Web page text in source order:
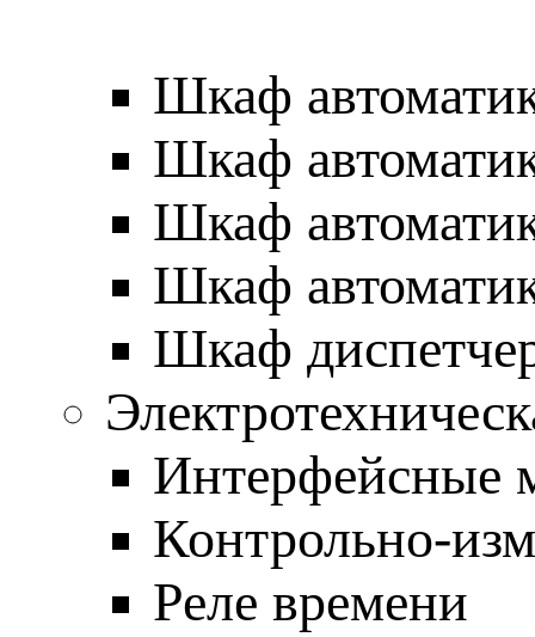
Шкаф
Шкаф
Шкаф
Шкаф
Шкаф
Интерфейсные
Контрольно-
Реле времени